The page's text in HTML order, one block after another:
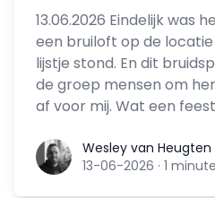
13.06.2026 Eindelijk was
een bruiloft op de
lijstje stond. En dit
de groep mensen om
af voor mij. Wat een
Wesley van Heugten
Wesley van Heugten
13-06-2026 · 1